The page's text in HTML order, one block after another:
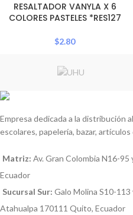
RESALTADOR VANYLA X 6
COLORES PASTELES *RES127
$2.80
Empresa dedicada a la distribución
escolares, papelería, bazar,
Matriz: Av. Gran Colombia N16-95
Ecuador
Sucursal Sur: Galo Molina S10-
Atahualpa 170111 Quito, Ecuador